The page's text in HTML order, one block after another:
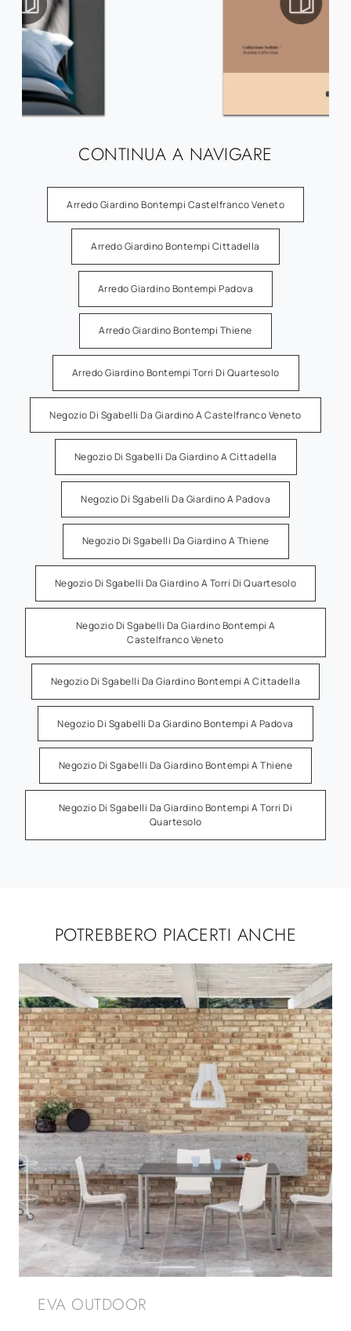
CONTINUA A NAVIGARE
Arredo Giardino Bontempi Castelfranco Veneto
Arredo Giardino Bontempi Cittadella
Arredo Giardino Bontempi Padova
Arredo Giardino Bontempi Thiene
Arredo Giardino Bontempi Torri Di Quartesolo
Negozio Di Sgabelli Da Giardino A Castelfranco Veneto
Negozio Di Sgabelli Da Giardino A Cittadella
Negozio Di Sgabelli Da Giardino A Padova
Negozio Di Sgabelli Da Giardino A Thiene
Negozio Di Sgabelli Da Giardino A Torri Di Quartesolo
Negozio Di Sgabelli Da Giardino Bontempi A
Castelfranco Veneto
Negozio Di Sgabelli Da Giardino Bontempi A Cittadella
Negozio Di Sgabelli Da Giardino Bontempi A Padova
Negozio Di Sgabelli Da Giardino Bontempi A Thiene
Negozio Di Sgabelli Da Giardino Bontempi A Torri Di
Quartesolo
POTREBBERO PIACERTI ANCHE
EVA OUTDOOR